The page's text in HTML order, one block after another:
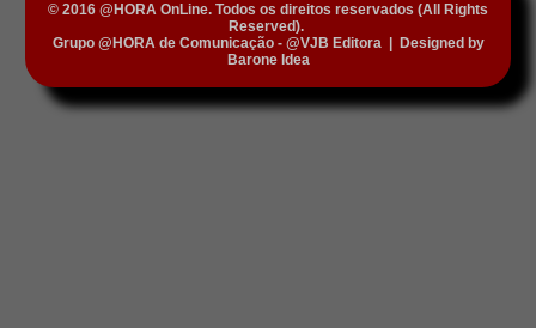
© 2016 @HORA OnLine. Todos os direitos reservados (All Rights
Reserved).
Grupo @HORA de Comunicação - @VJB Editora|
Designed by
Barone Idea